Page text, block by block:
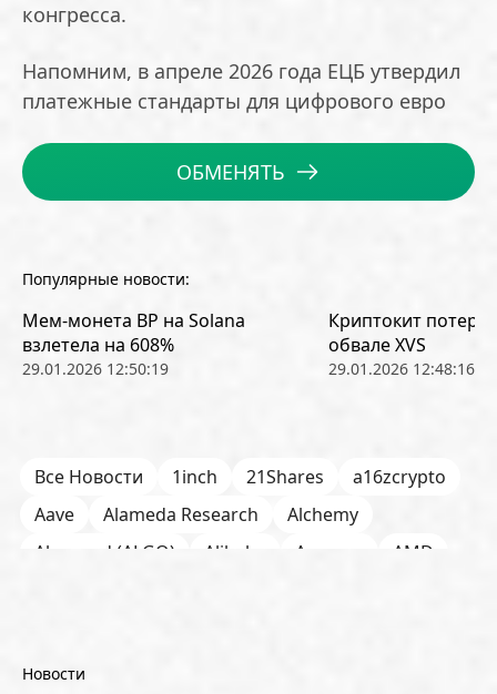
конгресса.
Напомним, в апреле 2026 года ЕЦБ утвердил
платежные стандарты для цифрового евро
ОБМЕНЯТЬ
Популярные новости:
Мем-монета BP на Solana
взлетела на 608%
29.01.2026 12:50:19
Криптокит
обвале XVS
29.01.2026 12:48:16
Все Новости 1inch 21Shares
a16zcrypto
Aave
Alameda Research
Alchemy
Algorand (ALGO)
Alibaba Amazon
AMD
Aster
Новости